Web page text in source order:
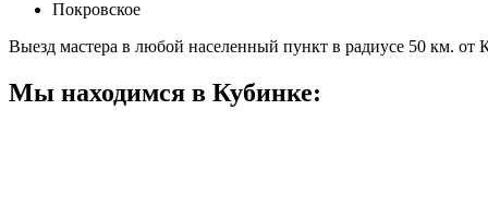
Покровское
Выезд мастера в любой населенный пункт в радиусе 50 км. от
Мы находимся в Кубинке: